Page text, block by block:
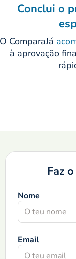
Conclui o
O ComparaJá
à aprovação
Faz
Nome
Email